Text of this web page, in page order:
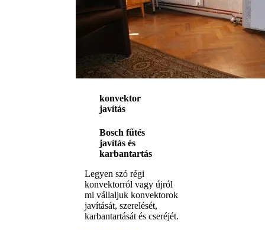
konvektor
javítás
Bosch fűtés
javítás és
karbantartás
Legyen szó régi
konvektorról vagy újról
mi vállaljuk konvektorok
javítását, szerelését,
karbantartását és cseréjét.